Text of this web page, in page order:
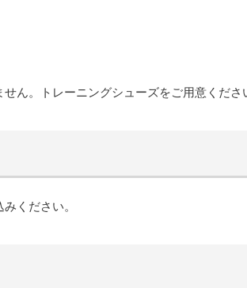
ん。トレーニングシューズをご用意くださ
ください。